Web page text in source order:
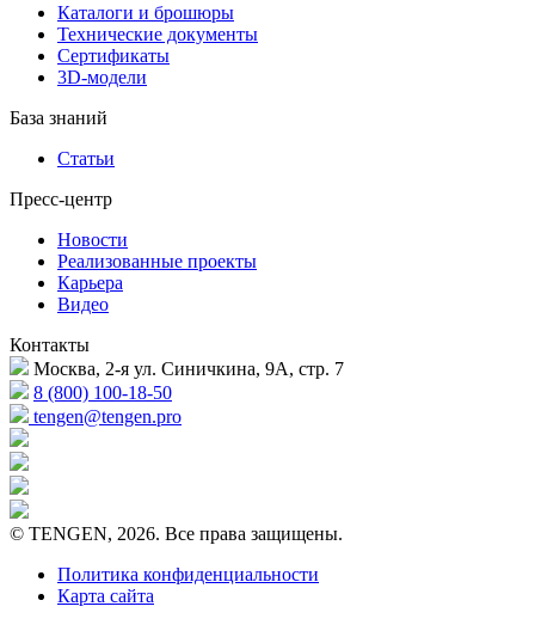
Каталоги и брошюры
Технические документы
Сертификаты
3D-модели
База знаний
Статьи
Пресс-центр
Новости
Реализованные проекты
Карьера
Видео
Контакты
Москва, 2-я ул. Синичкина, 9А, стр. 7
8 (800) 100-18-50
tengen@tengen.pro
© TENGEN, 2026. Все права защищены.
Политика конфиденциальности
Карта сайта